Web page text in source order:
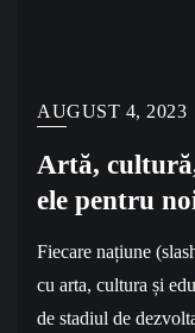
AUGUST 4, 2023
Artă,
ele pentru
Fiecare națiune
cu arta, cultura și
de stadiul de